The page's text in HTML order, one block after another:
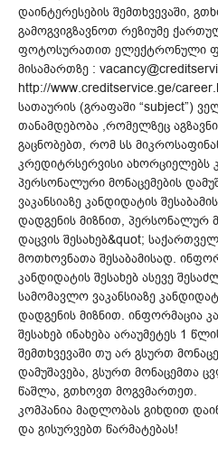
დაინტერესების შემთხვევაში,
გამოგვიგზავნოთ რეზიუმე
ფოტოსურათით ელექტრონული
მისამართზე :
http://www.creditservice.ge/
სათაურის (გრაფაში “subject”)
თანამდებობა ,რომელზეც
გაცნობებთ, რომ სს
კრედიტრსერვისი ახორციელებს
პერსონალური მონაცემების
ვაკანსიაზე კანდიდატის
დადგენის მიზნით, პერსონალურ
დაცვის შესახებ&quot;
მოთხოვნათა შესაბამისად.
კანდიდატის შესახებ ასევე
სამომავლო ვაკანსიაზე
დადგენის მიზნით. ინფორმაცია
შესახებ ინახება არაუმეტეს 1
შემთხვევაში თუ არ გსურთ
დამუშავება, გსურთ მონაცემთა
წაშლა, გთხოვთ მოგვმართეთ.
კომპანია მადლობას გიხდით
და გისურვებთ წარმატებას!